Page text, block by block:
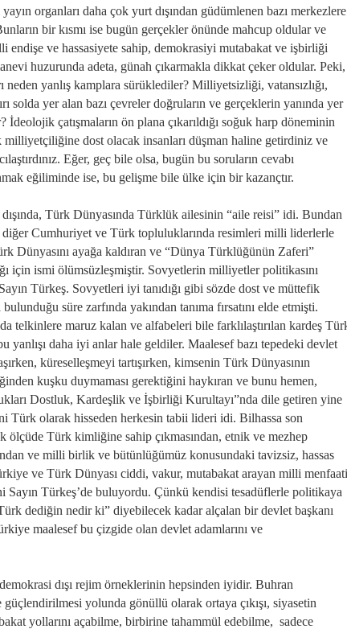
organları daha çok yurt dışından güdümlenen bazı merkezlere
bir kısmı ise bugün gerçekler önünde mahcup oldular ve
ve hassasiyete sahip, demokrasiyi mutabakat ve işbirliği
huzurunda adeta, günah çıkarmakla dikkat çeker oldular. Peki,
neden yanlış kamplara sürüklediler? Milliyetsizliği, vatansızlığı,
solda yer alan bazı çevreler doğruların ve gerçeklerin yanında yer
çatışmaların ön plana çıkarıldığı soğuk harp döneminin
dost olacak insanları düşman haline getirdiniz ve
Eğer, geç bile olsa, bugün bu soruların cevabı
eğiliminde ise, bu gelişme bile ülke için bir kazançtır.
Türk Dünyasında Türklük ailesinin “aile reisi” idi. Bundan
diğer Cumhuriyet ve Türk topluluklarında resimleri milli liderlerle
Dünyasını ayağa kaldıran ve “Dünya Türklüğünün Zaferi”
için ismi ölümsüzleşmiştir. Sovyetlerin milliyetler politikasını
Türkeş. Sovyetleri iyi tanıdığı gibi sözde dost ve müttefik
süre zarfında yakından tanıma fırsatını elde etmişti.
telkinlere maruz kalan ve alfabeleri bile farklılaştırılan kardeş
yanlışı daha iyi anlar hale geldiler. Maalesef bazı tepedeki devlet
küreselleşmeyi tartışırken, kimsenin Türk Dünyasının
kuşku duymaması gerektiğini haykıran ve bunu hemen,
Dostluk, Kardeşlik ve İşbirliği Kurultayı”nda dile getiren yine
Türk olarak hisseden herkesin tabii lideri idi. Bilhassa son
ölçüde Türk kimliğine sahip çıkmasından, etnik ve mezhep
ve milli birlik ve bütünlüğümüz konusundaki tavizsiz, hassas
ve Türk Dünyası ciddi, vakur, mutabakat arayan milli menfaati
Sayın Türkeş’de buluyordu. Çünkü kendisi tesadüflerle politikaya
dediğin nedir ki” diyebilecek kadar alçalan bir devlet başkanı
maalesef bu çizgide olan devlet adamlarını ve
dışı rejim örneklerinin hepsinden iyidir. Buhran
yolunda gönüllü olarak ortaya çıkışı, siyasetin
yollarını açabilme, birbirine tahammül edebilme, sadece